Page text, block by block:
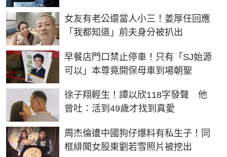
女友有老公還當人小三！姜厚任回應
「我都知道」前夫身分被扒出
早餐店門口禁止停車！只有「SJ始源
可以」本尊竟開保母車到場朝聖
徐子翔輕生！譚以欣118字發聲 他
曾吐：活到49歲才找到真愛
周杰倫遭中國狗仔爆料有私生子！同
框緋聞女股東劉若雪照片被挖出